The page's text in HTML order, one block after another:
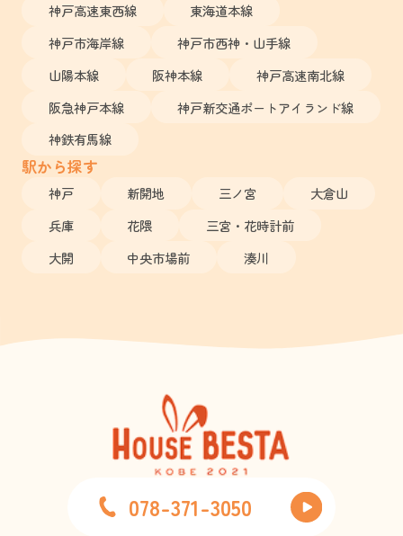
神戸高速東西線
東海道本線
神戸市海岸線
神戸市西神・山手線
山陽本線
阪神本線
神戸高速南北線
阪急神戸本線
神戸新交通ポートアイランド線
神鉄有馬線
駅から探す
神戸 新開地 三ノ宮
大倉山
兵庫
花隈
三宮・花時計前
大開
中央市場前 湊川
078-371-3050